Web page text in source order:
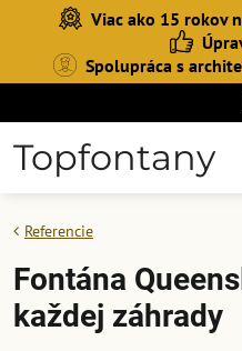
Viac ako 15 rokov
Spolupráca s
Topfontany
Referencie
Fontána
každej záhrady